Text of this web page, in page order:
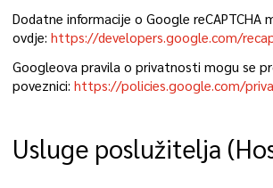
Dodatne informacije o Google reCAPTCHA
ovdje:https://developers.google.com/
Googleova pravila o privatnosti mogu se
poveznici:https://policies.google.com/
Usluge poslužitelja